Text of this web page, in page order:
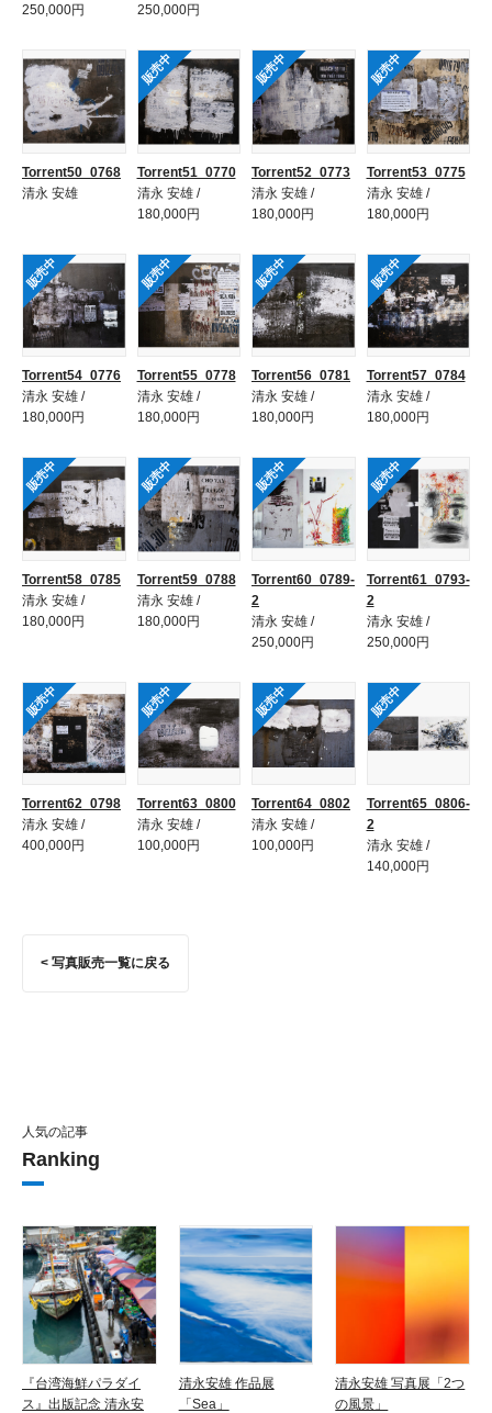
250,000円
250,000円
Torrent50_0768
清永 安雄
販売中
Torrent51_0770
清永 安雄 /
180,000円
販売中
Torrent52_0773
清永 安雄 /
180,000円
販売中
Torrent53_0775
清永 安雄 /
180,000円
販売中
Torrent54_0776
清永 安雄 /
180,000円
販売中
Torrent55_0778
清永 安雄 /
180,000円
販売中
Torrent56_0781
清永 安雄 /
180,000円
販売中
Torrent57_0784
清永 安雄 /
180,000円
販売中
Torrent58_0785
清永 安雄 /
180,000円
販売中
Torrent59_0788
清永 安雄 /
180,000円
販売中
Torrent60_0789-
2
清永 安雄 /
250,000円
販売中
Torrent61_0793-
2
清永 安雄 /
250,000円
販売中
Torrent62_0798
清永 安雄 /
400,000円
販売中
Torrent63_0800
清永 安雄 /
100,000円
販売中
Torrent64_0802
清永 安雄 /
100,000円
販売中
Torrent65_0806-
2
清永 安雄 /
140,000円
< 写真販売一覧に戻る
人気の記事
Ranking
『台湾海鮮パラダイ
ス』出版記念 清永安
清永安雄 作品展
「Sea」
清永安雄 写真展「2つ
の風景」